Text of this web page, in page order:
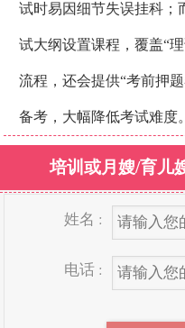
试时易因细节失误挂科；
试大纲设置课程，覆盖“
流程，还会提供“考前押
备考，大幅降低考试难度。
培训或月嫂/育儿
姓名 :
电话 :